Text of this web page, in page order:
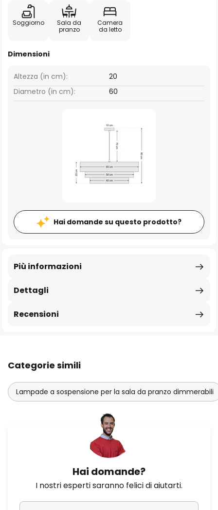
Soggiorno
Sala da
pranzo
Camera
da letto
Dimensioni
Altezza (in cm):
20
Diametro (in cm):
60
Hai domande su questo prodotto?
Dettagli
Più informazioni
Recensioni
Categorie simili
Lampade a sospensione per la sala da pranzo dimmerabili
Hai domande?
I nostri esperti saranno felici di aiutarti.